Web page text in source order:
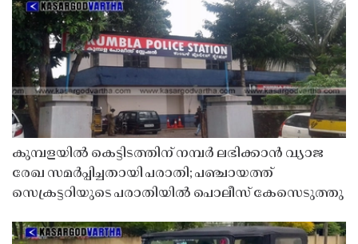
കുമ്പളയിൽ കെട്ടിടത്തിന് നമ്പർ ലഭിക്കാൻ വ്യാജ
രേഖ സമർപ്പിച്ചതായി പരാതി; പഞ്ചായത്ത്
സെക്രട്ടറിയുടെ പരാതിയിൽ പൊലീസ് കേസെടുത്തു